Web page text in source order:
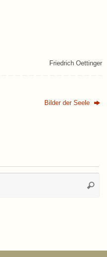
Friedrich Oettinger
Bilder der Seele